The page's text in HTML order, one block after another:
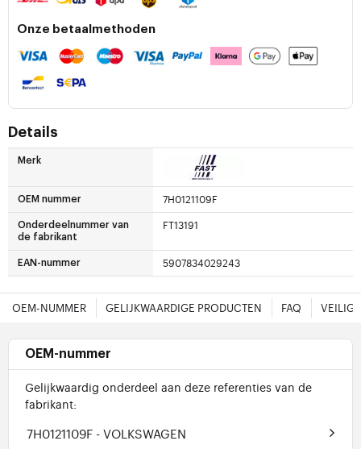
Onze betaalmethoden
Details
Merk
OEM nummer 7H0121109F
Onderdeelnummer van
de fabrikant
FT13191
EAN-nummer 5907834029243
OEM-NUMMER GELIJKWAARDIGE PRODUCTEN FAQ
OEM-nummer
Gelijkwaardig onderdeel aan deze referenties van de
fabrikant:
7H0121109F - VOLKSWAGEN